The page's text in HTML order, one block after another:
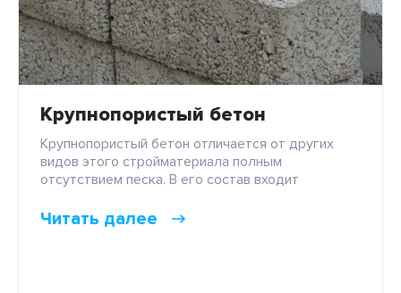
Крупнопористый бетон
Крупнопористый бетон отличается от других
видов этого стройматериала полным
отсутствием песка. В его состав входит
очищенная вода высокого качества и
Читать далее